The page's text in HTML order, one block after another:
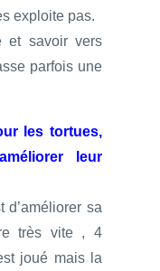
exploite pas.
et savoir vers
parfois une
les tortues,
leur
d’améliorer sa
très vite , 4
joué mais la